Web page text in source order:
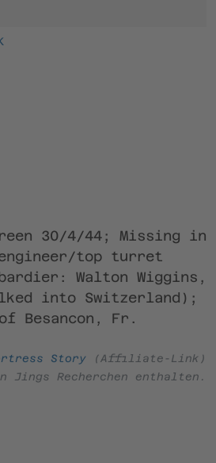
30/4/44; Missing in
top turret
Walton Wiggins,
into Switzerland);
Besancon, Fr.
Story (Affiliate-Link)
Jings Recherchen enthalten.